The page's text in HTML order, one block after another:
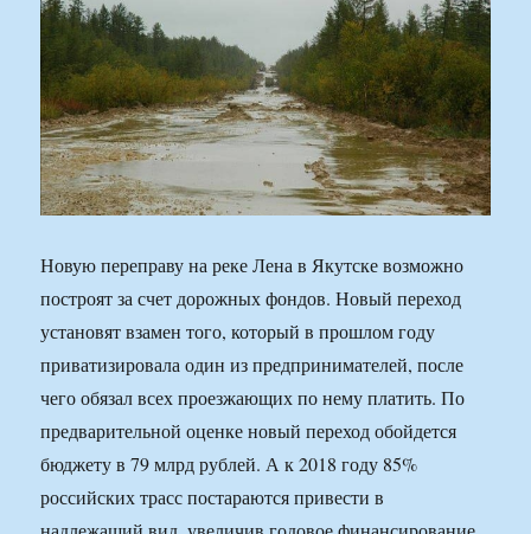
Новую переправу на реке Лена в Якутске возможно
построят за счет дорожных фондов. Новый переход
установят взамен того, который в прошлом году
приватизировала один из предпринимателей, после
чего обязал всех проезжающих по нему платить. По
предварительной оценке новый переход обойдется
бюджету в 79 млрд рублей. А к 2018 году 85%
российских трасс постараются привести в